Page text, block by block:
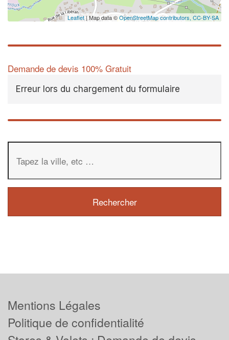
Leaflet| Map data ©OpenStreetMap contributors, CC-BY-SA
Demande de devis 100% Gratuit
Erreur lors du chargement du formulaire
Mentions Légales
Politique de confidentialité